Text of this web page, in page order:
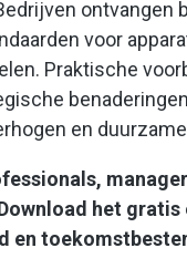
ontvangen
voor
Praktische
en
het
en